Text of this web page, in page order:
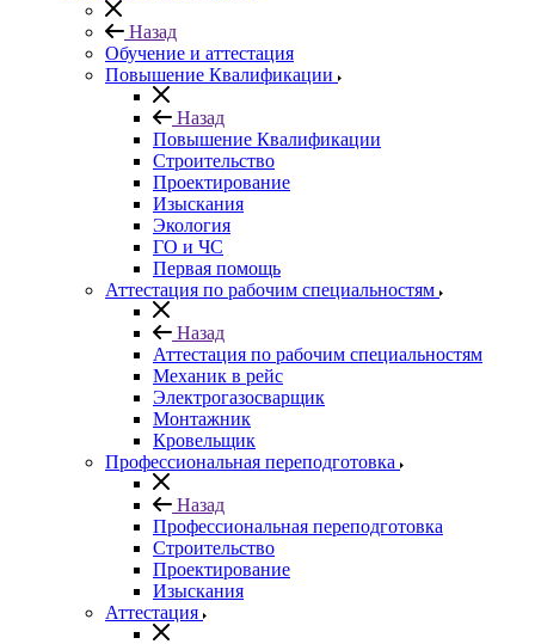
Назад
Обучение и аттестация
Повышение Квалификации
Назад
Повышение Квалификации
Строительство
Проектирование
Изыскания
Экология
ГО и ЧС
Первая помощь
Аттестация по рабочим специальностям
Назад
Аттестация по рабочим специальностям
Механик в рейс
Электрогазосварщик
Монтажник
Кровельщик
Профессиональная переподготовка
Назад
Профессиональная переподготовка
Строительство
Проектирование
Изыскания
Аттестация